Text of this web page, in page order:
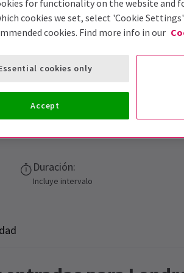
Bang Bang
Duración:
Incluye intervalo
for functionality on the website and
cookies we set, select 'Cookie
cookies. Find more info in our
cookies only
Accept